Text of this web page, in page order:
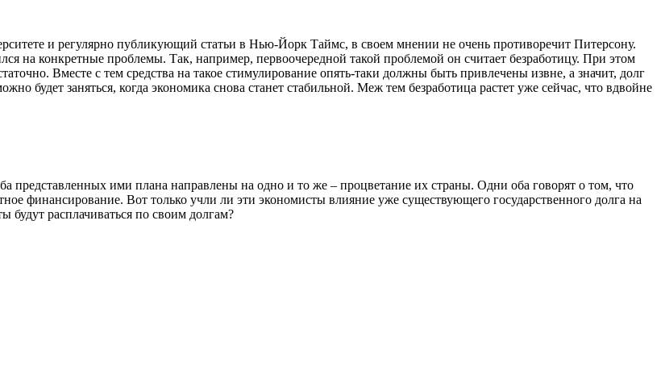
и регулярно публикующий статьи в Нью-Йорк Таймс, в своем мнении не очень противоречит Питерсону.
на конкретные проблемы. Так, например, первоочередной такой проблемой он считает безработицу. При этом
Вместе с тем средства на такое стимулирование опять-таки должны быть привлечены извне, а значит, долг
будет заняться, когда экономика снова станет стабильной. Меж тем безработица растет уже сейчас, что вдвойне
представленных ими плана направлены на одно и то же – процветание их страны. Одни оба говорят о том, что
финансирование. Вот только учли ли эти экономисты влияние уже существующего государственного долга на
расплачиваться по своим долгам?